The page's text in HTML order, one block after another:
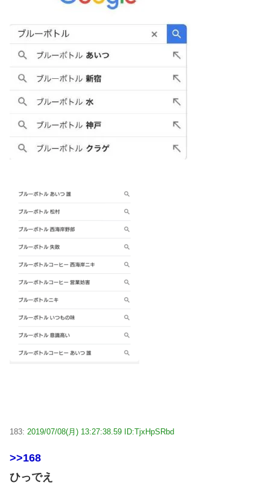
183: 2019/07/08(月) 13:27:38.59 ID:TjxHpSRbd
>>168
ひっでえ